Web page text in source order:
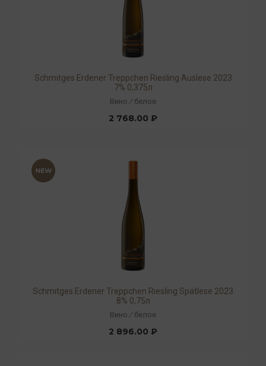
Schmitges Erdener Treppchen Riesling Auslese 2023
7% 0,375л
Вино / белое
2 768.00 ₽
Schmitges Erdener Treppchen Riesling Spätlese 2023
8% 0,75л
Вино / белое
2 896.00 ₽